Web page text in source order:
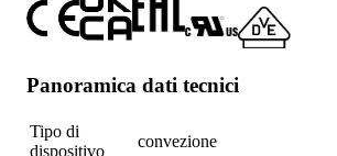
Panoramica dati tecnici
Tipo di
dispositivo
convezione